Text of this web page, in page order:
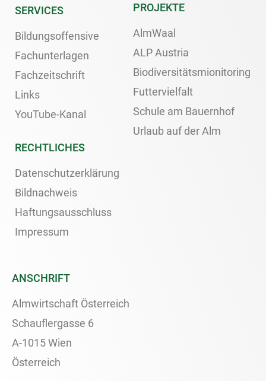
SERVICES
Bildungsoffensive
Fachunterlagen
Fachzeitschrift
Links
YouTube-Kanal
PROJEKTE
AlmWaal
ALP Austria
Biodiversitätsmionitoring
Futtervielfalt
Schule am Bauernhof
Urlaub auf der Alm
RECHTLICHES
Datenschutzerklärung
Bildnachweis
Haftungsausschluss
Impressum
ANSCHRIFT
Almwirtschaft Österreich
Schauflergasse 6
A-1015 Wien
Österreich